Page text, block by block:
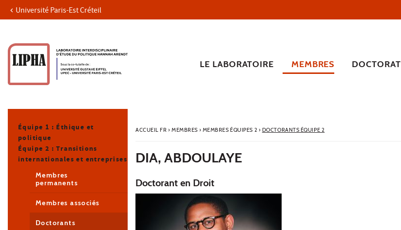
Aller au contenu
Recherche
Navigation secondaire
Université Paris-Est Créteil
LE LABORATOIRE MEMBRES DOCTORAT
ACCUEIL FR› MEMBRES › MEMBRES ÉQUIPES 2 › DOCTORANTS ÉQUIPE 2
DIA, ABDOULAYE
Doctorant en Droit
Équipe 1 : Éthique et
politique
Équipe 2 : Transitions
internationales et entreprises
Membres
permanents
Membres associés
Doctorants